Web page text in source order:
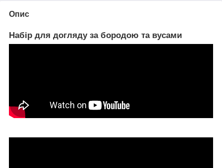
Опис
Набір для догляду за бородою та вусами